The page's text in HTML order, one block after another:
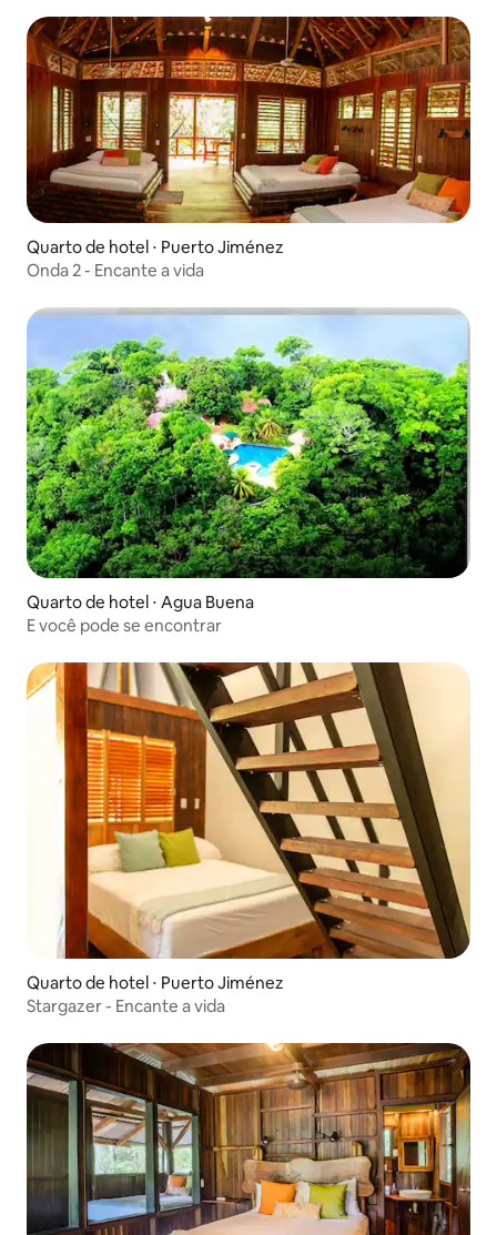
Quarto de hotel ⋅ Puerto Jiménez
Onda 2 - Encante a vida
Quarto de hotel ⋅ Agua Buena
E você pode se encontrar
Quarto de hotel ⋅ Puerto Jiménez
Stargazer - Encante a vida